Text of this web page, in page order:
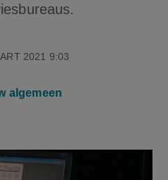
2021 9:03
algemeen